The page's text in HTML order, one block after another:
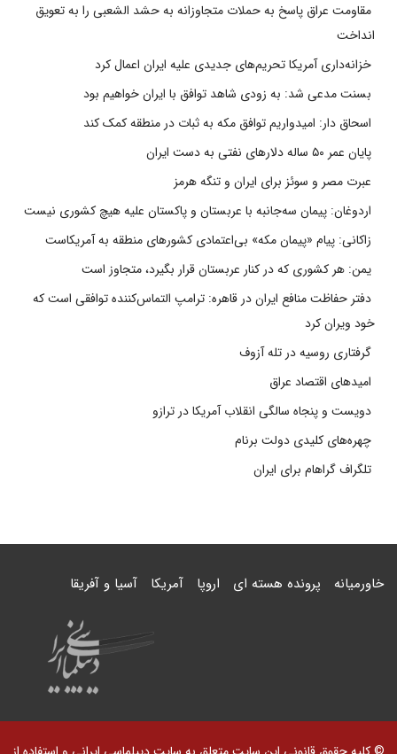
مقاومت عراق پاسخ به حملات متجاوزانه به حشد الشعبی را به تعویق
انداخت
خزانه‌داری آمریکا تحریم‌های جدیدی علیه ایران اعمال کرد
بسنت مدعی شد: به زودی شاهد توافق با ایران خواهیم بود
اسحاق دار: امیدواریم توافق مکه به ثبات در منطقه کمک کند
پایان عمر ۵۰ ساله دلارهای نفتی به دست ایران
عبرت مصر و سوئز برای ایران و تنگه هرمز
اردوغان: پیمان سه‌جانبه با عربستان و پاکستان علیه هیچ کشوری نیست
زاکانی: پیام «پیمان مکه» بی‌اعتمادی کشورهای منطقه به آمریکاست
یمن: هر کشوری که در کنار عربستان قرار بگیرد، متجاوز است
دفتر حفاظت منافع ایران در قاهره: ترامپ التماس‌کننده توافقی است که
خود ویران کرد
گرفتاری روسیه در تله آزوف
امیدهای اقتصاد عراق
دویست و پنجاه سالگی انقلاب آمریکا در ترازو
چهره‌های کلیدی دولت برنام
تلگراف گراهام برای ایران
خاورمیانه پرونده هسته ای اروپا آمریکا آسیا و آفریقا